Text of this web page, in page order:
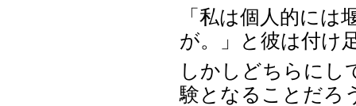
「私は個人的に
が。」と彼は付け
しかしどちらにし
験となることだろ